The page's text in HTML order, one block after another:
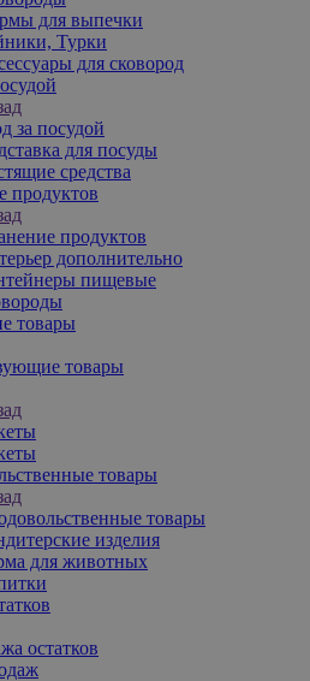
для выпечки
Турки
для сковород
за посудой
для посуды
средства
продуктов
продуктов
дополнительно
пищевые
товары
товары
товары
товары
изделия
для животных
остатков